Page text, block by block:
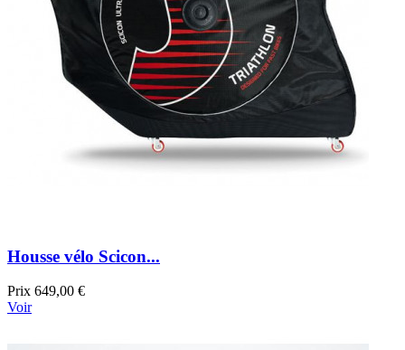
Housse vélo Scicon...
Prix 649,00 €
Voir